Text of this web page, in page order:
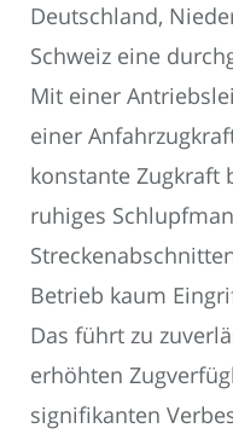
Deutschland,
Schweiz eine
Mit einer
einer
konstante Zugkraft
ruhiges
Betrieb kaum
Das führt zu
erhöhten
signifikanten